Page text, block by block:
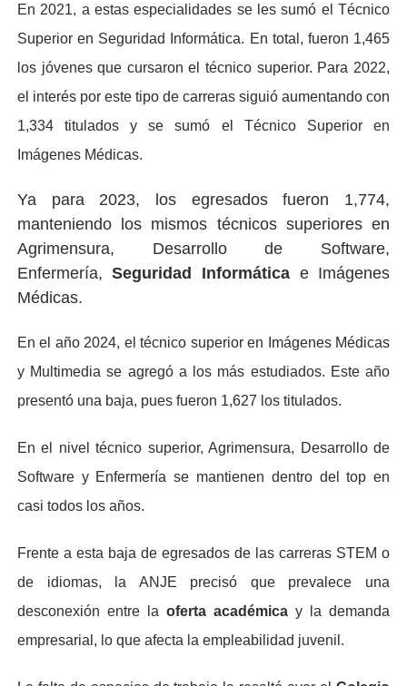
En 2021, a estas especialidades se les sumó el Técnico
Superior en Seguridad Informática. En total, fueron 1,465
los jóvenes que cursaron el técnico superior. Para 2022,
el interés por este tipo de carreras siguió aumentando con
1,334 titulados y se sumó el Técnico Superior en
Imágenes Médicas.
Ya para 2023, los egresados fueron 1,774,
manteniendo los mismos técnicos superiores en
Agrimensura, Desarrollo de Software,
Enfermería,Seguridad Informática e Imágenes
Médicas.
En el año 2024, el técnico superior en Imágenes Médicas
y Multimedia se agregó a los más estudiados. Este año
presentó una baja, pues fueron 1,627 los titulados.
En el nivel técnico superior, Agrimensura, Desarrollo de
Software y Enfermería se mantienen dentro del top en
casi todos los años.
Frente a esta baja de egresados de las carreras STEM o
de idiomas, la ANJE precisó que prevalece una
desconexión entre la oferta académica y la demanda
empresarial, lo que afecta la empleabilidad juvenil.